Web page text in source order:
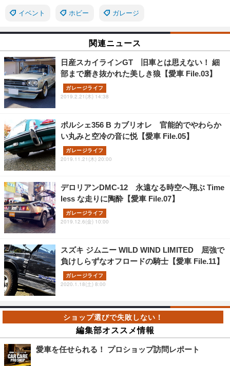
イベント ホビー ガレージ
関連ニュース
日産スカイラインGT 旧車とは思えない！ 細
部まで磨き抜かれた美しき狼【愛車 File.03】
ガレージライフ
2019.2.21(木) 14:38
ポルシェ356 B カブリオレ 官能的でやわらか
い丸みと空冷の音に悦【愛車 File.05】
ガレージライフ
2019.11.21(木) 20:00
デロリアンDMC-12 永遠なる時空へ翔ぶ Time
less な走りに陶酔【愛車 File.07】
ガレージライフ
2019.12.6(金) 10:00
スズキ ジムニー WILD WIND LIMITED 屈強で
負けしらずなオフロードの騎士【愛車 File.11】
ガレージライフ
2020.1.18(土) 8:00
編集部オススメ情報
愛車を任せられる！ プロショップ訪問レポート